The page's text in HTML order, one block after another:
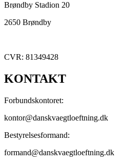
Brøndby Stadion 20
2650 Brøndby
CVR: 81349428
KONTAKT
Forbundskontoret:
kontor@danskvaegtloeftning.dk
Bestyrelsesformand:
formand@danskvaegtloeftning.dk